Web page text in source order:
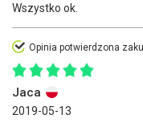
Wszystko ok.
Opinia potwierdzona
Jaca
2019-05-13